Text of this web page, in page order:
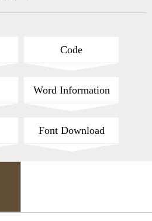
Code
Word Information
Font Download